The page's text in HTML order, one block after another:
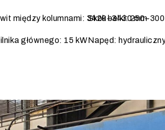
między kolumnami: 3420–3430 mm
Skok belki:
głównego: 15 kWNapęd: